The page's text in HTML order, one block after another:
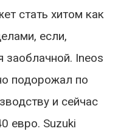
стать хитом как
если,
заоблачной. Ineos
подорожал по
и сейчас
евро. Suzuki